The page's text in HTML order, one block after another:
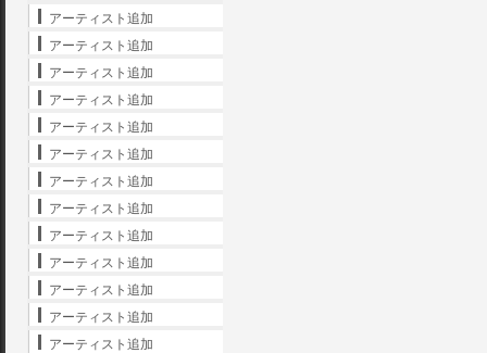
アーティスト追加
アーティスト追加
アーティスト追加
アーティスト追加
アーティスト追加
アーティスト追加
アーティスト追加
アーティスト追加
アーティスト追加
アーティスト追加
アーティスト追加
アーティスト追加
アーティスト追加